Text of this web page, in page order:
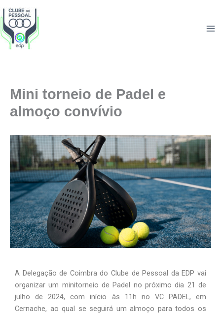
to
content
Mini torneio de Padel e
almoço convívio
A Delegação de Coimbra do Clube de Pessoal da EDP vai
organizar um minitorneio de Padel no próximo dia 21 de
julho de 2024, com início às 11h no VC PADEL, em
Cernache, ao qual se seguirá um almoço para todos os